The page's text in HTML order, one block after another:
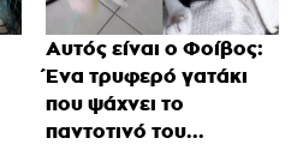
Αυτός είναι ο Φοίβος:
Ένα τρυφερό γατάκι
που ψάχνει το
παντοτινό του...